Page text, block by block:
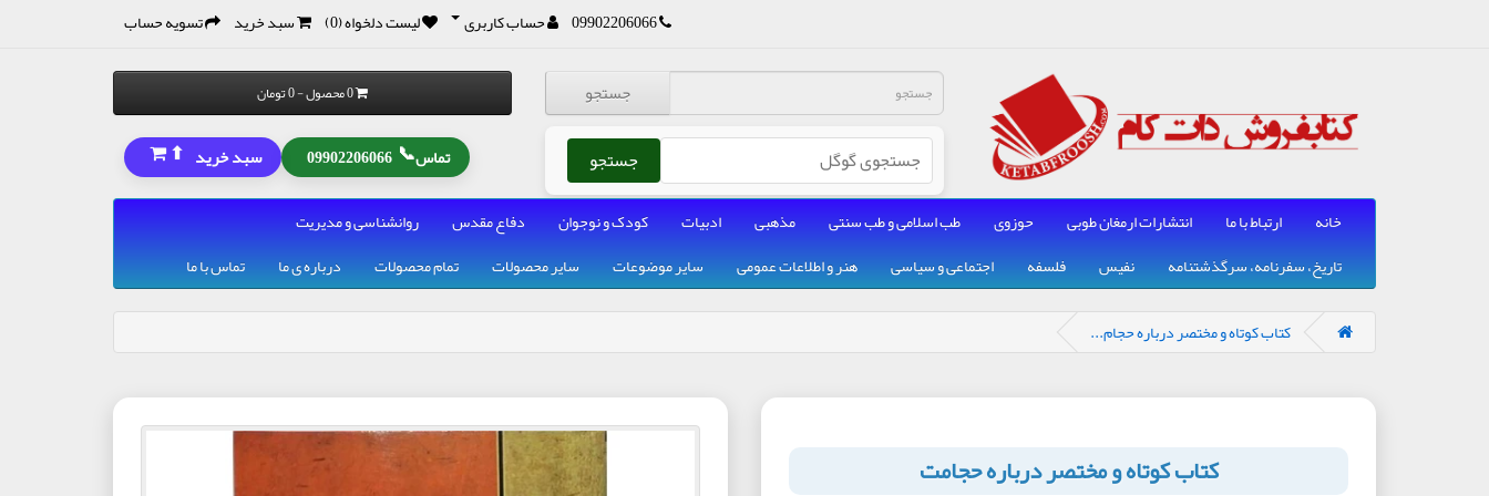
09902206066 حساب کاربری لیست دلخواه (0) سبد خرید تسویه حساب
جستجو
جستجو
0 محصول - 0 تومان
تماس📞
09902206066 سبد خرید ⬆
خانه ارتباط با ما انتشارات ارمغان طوبی حوزوی طب اسلامی و طب سنتی مذهبی ادبیات کودک و نوجوان دفاع مقدس
روانشناسی و مدیریت
تاریخ، سفرنامه، سرگذشتنامه
نفیس فلسفه اجتماعی و سیاسی هنر و اطلاعات عمومی سایر موضوعات سایر محصولات تمام محصولات درباره ی ما تماس با ما
کتاب کوتاه و مختصر درباره حجام...
کتاب کوتاه و مختصر درباره حجامت